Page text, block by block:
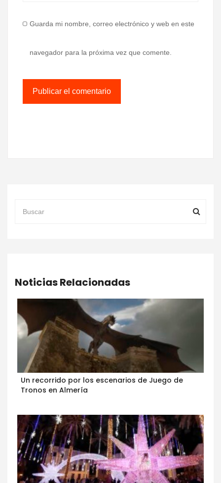
Guarda mi nombre, correo electrónico y web en este
navegador para la próxima vez que comente.
Noticias Relacionadas
Un recorrido por los escenarios de Juego de
Tronos en Almería